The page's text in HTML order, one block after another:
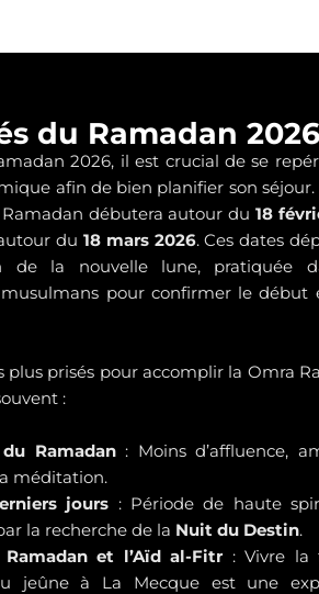
du Ramadan 2026
2026, il est crucial de se
afin de bien planifier son séjour.
Ramadan débutera autour du18
du 18 mars 2026. Ces dates
de la nouvelle lune, pratiquée
pour confirmer le début
plus prisés pour accomplir la Omra
:
Ramadan: Moins d’affluence,
méditation.
jours : Période de haute
la recherche de la Nuit du Destin.
et l’Aïd al-Fitr : Vivre la
jeûne à La Mecque est une